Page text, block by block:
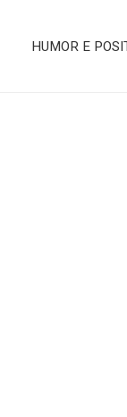
HUMOR E